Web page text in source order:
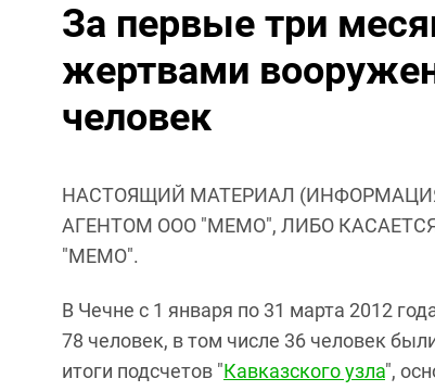
За первые три
жертвами
человек
НАСТОЯЩИЙ МАТЕРИАЛ
АГЕНТОМ ООО "МЕМО", ЛИБО
"МЕМО".
В Чечне с 1 января по 31 марта 2012
78 человек, в том числе 36 человек
итоги подсчетов "Кавказского узла",